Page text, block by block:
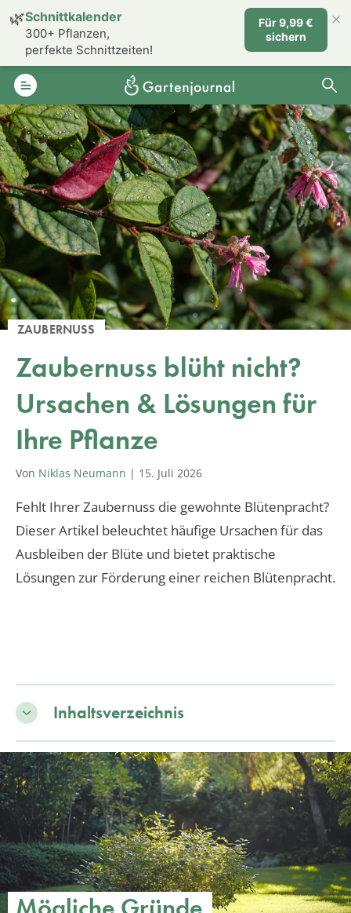
ZAUBERNUSS
Zaubernuss blüht nicht?
Ursachen & Lösungen für
Ihre Pflanze
Von Niklas Neumann | 15. Juli 2026
Fehlt Ihrer Zaubernuss die gewohnte Blütenpracht?
Dieser Artikel beleuchtet häufige Ursachen für das
Ausbleiben der Blüte und bietet praktische
Lösungen zur Förderung einer reichen Blütenpracht.
Inhaltsverzeichnis
🌿Schnittkalender
300+ Pflanzen,
perfekte Schnittzeiten!
Für 9,99 €
sichern
×